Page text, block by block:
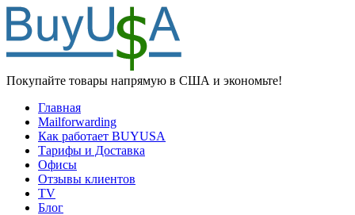
Покупайте товары напрямую в США и экономьте!
Главная
Mailforwarding
Как работает BUYUSA
Тарифы и Доставка
Офисы
Отзывы клиентов
TV
Блог